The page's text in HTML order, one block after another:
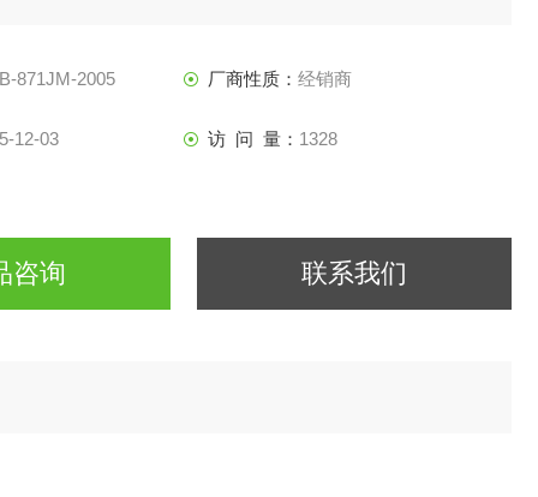
871JM-2005 厂商性质： 经销商
12-03 访 问 量： 1328
咨询 联系我们